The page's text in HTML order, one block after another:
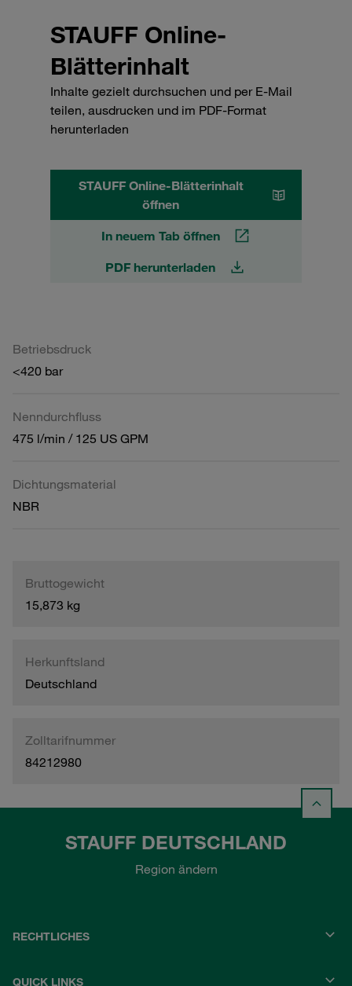
STAUFF Online-
Blätterinhalt
Inhalte gezielt durchsuchen und per E-Mail
teilen, ausdrucken und im PDF-Format
herunterladen
STAUFF Online-Blätterinhalt
öffnen
In neuem Tab öffnen
PDF herunterladen
Betriebsdruck
<420 bar
Nenndurchfluss
475 l/min / 125 US GPM
Dichtungsmaterial
NBR
Bruttogewicht
15,873 kg
Herkunftsland
Deutschland
Zolltarifnummer
84212980
STAUFF DEUTSCHLAND
Region ändern
RECHTLICHES
QUICK LINKS